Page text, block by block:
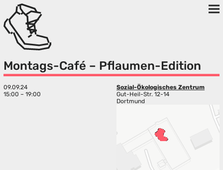
Montags-Café – Pflaumen-Edition
09.09.24
15:00 – 19:00
Sozial-Ökologisches Zentrum
Gut-Heil-Str. 12-14
Dortmund